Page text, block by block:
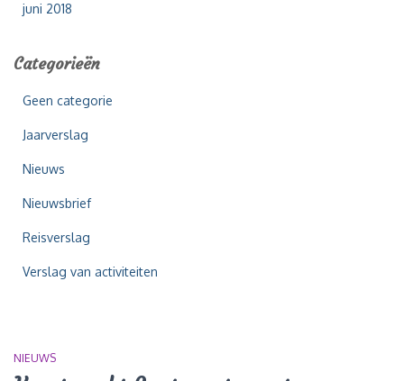
juni 2018
Categorieën
Geen categorie
Jaarverslag
Nieuws
Nieuwsbrief
Reisverslag
Verslag van activiteiten
NIEUWS